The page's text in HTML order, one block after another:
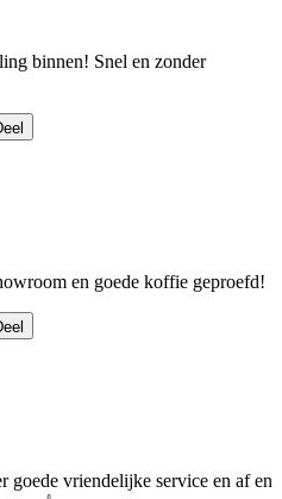
binnen! Snel en zonder
en goede koffie geproefd!
goede vriendelijke service en af en